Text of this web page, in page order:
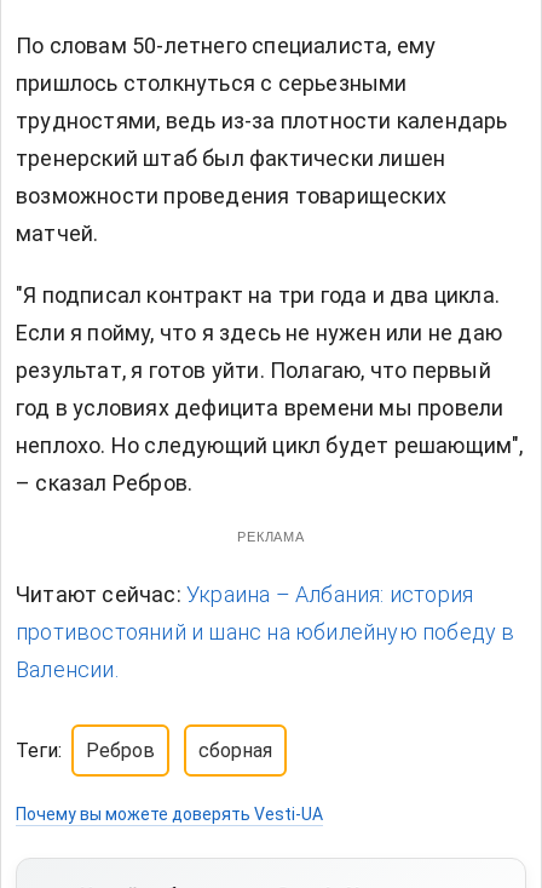
По словам 50-летнего специалиста, ему
пришлось столкнуться с серьезными
трудностями, ведь из-за плотности календарь
тренерский штаб был фактически лишен
возможности проведения товарищеских
матчей.
"Я подписал контракт на три года и два цикла.
Если я пойму, что я здесь не нужен или не даю
результат, я готов уйти. Полагаю, что первый
год в условиях дефицита времени мы провели
неплохо. Но следующий цикл будет решающим",
– сказал Ребров.
РЕКЛАМА
Читают сейчас: Украина – Албания: история
противостояний и шанс на юбилейную победу в
Валенсии.
Теги: Ребров сборная
Почему вы можете доверять Vesti-UA